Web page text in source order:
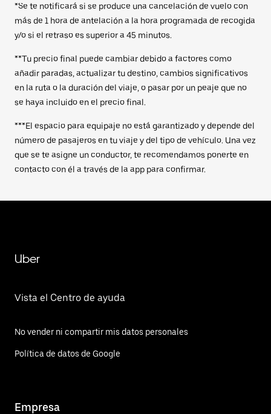
*Se te notificará si se produce una cancelación de vuelo con
más de 1 hora de antelación a la hora programada de recogida
y/o si el retraso es superior a 45 minutos.
**Tu precio final puede cambiar debido a factores como
añadir paradas, actualizar tu destino, cambios significativos
en la ruta o la duración del viaje, o pasar por un peaje que no
se haya incluido en el precio final.
***El espacio para equipaje no está garantizado y depende del
número de pasajeros en tu viaje y del tipo de vehículo. Una vez
que se te asigne un conductor, te recomendamos ponerte en
contacto con él a través de la app para confirmar.
Uber
Vista el Centro de ayuda
No vender ni compartir mis datos personales
Política de datos de Google
Empresa